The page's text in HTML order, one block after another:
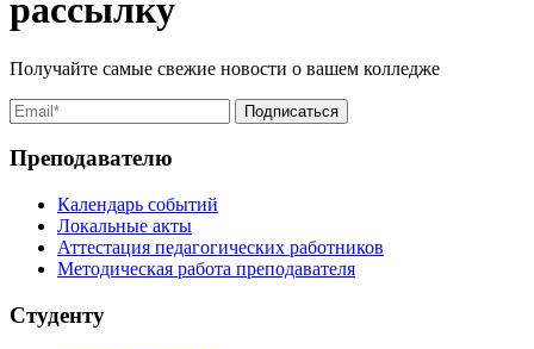
рассылку
Получайте самые свежие новости о вашем колледже
Преподавателю
Календарь событий
Локальные акты
Аттестация педагогических работников
Методическая работа преподавателя
Студенту